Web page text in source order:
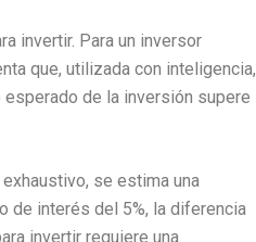
invertir. Para un inversor
que, utilizada con inteligencia,
de la inversión supere
se estima una
de interés del 5%, la diferencia
invertir requiere una